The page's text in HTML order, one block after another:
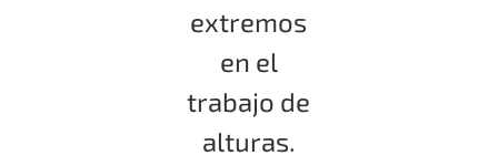
extremos
en el
trabajo de
alturas.